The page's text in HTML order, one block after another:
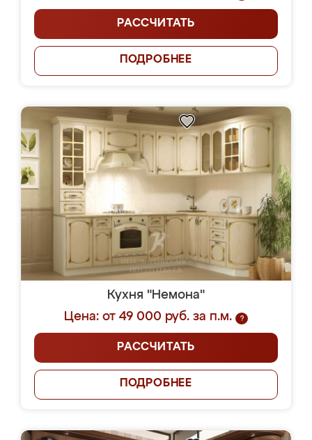
РАССЧИТАТЬ
ПОДРОБНЕЕ
Кухня "Немона"
Цена: от 49 000 руб. за п.м.
?
РАССЧИТАТЬ
ПОДРОБНЕЕ